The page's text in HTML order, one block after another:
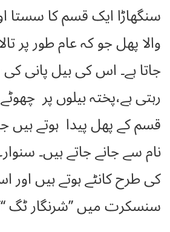
سنگھاڑا ایک قسم کا سستا
والا پھل جو کہ عام طور پر
جاتا ہے۔ اس کی بیل پانی
رہتی ہے،پختہ بیلوں پر
قسم کے پھل پیدا ہوتے
نام سے جانے جاتے ہیں۔
کی طرح کانٹے ہوتے ہیں اور
سنسکرت میں ’’شرنگار ٹگ